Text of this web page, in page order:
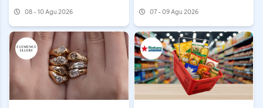
08 - 10 Agu 2026 07 - 09 Agu 2026